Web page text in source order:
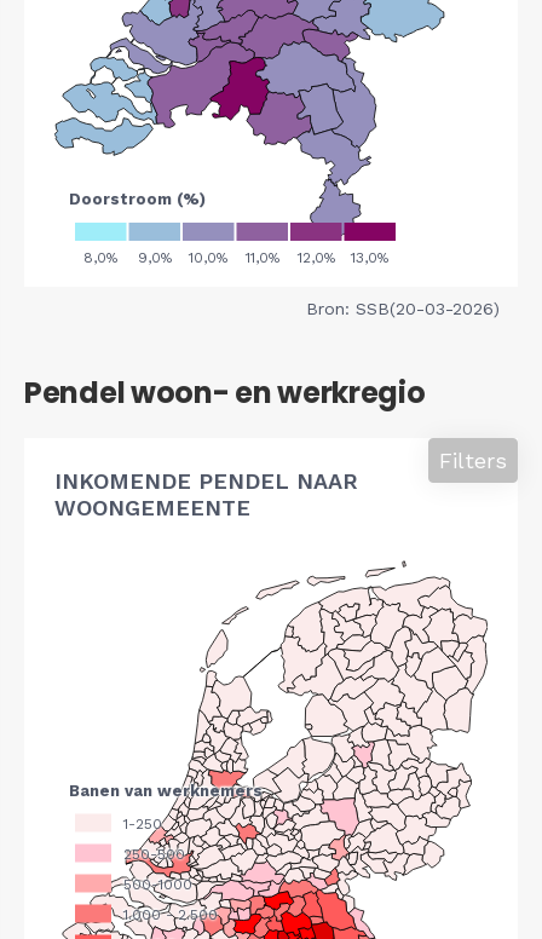
Bron: SSB(20-03-2026)
Pendel woon- en werkregio
INKOMENDE PENDEL NAAR
WOONGEMEENTE
Filters